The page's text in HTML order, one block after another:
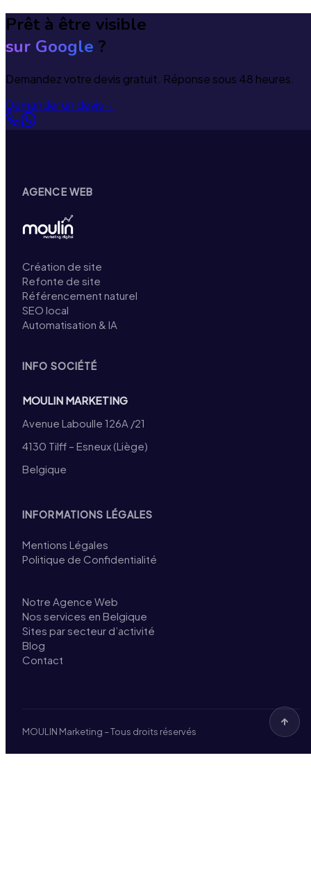
Prêt à être visible
sur Google ?
Demandez votre devis gratuit. Réponse sous 48 heures.
Demander un devis→
AGENCE WEB
Création de site
Refonte de site
Référencement naturel
SEO local
Automatisation & IA
INFO SOCIÉTÉ
MOULIN MARKETING
Avenue Laboulle 126A /21
4130 Tilff – Esneux (Liège)
Belgique
INFORMATIONS LÉGALES
Mentions Légales
Politique de Confidentialité
Notre Agence Web
Nos services en Belgique
Sites par secteur d’activité
Blog
Contact
MOULIN Marketing – Tous droits réservés